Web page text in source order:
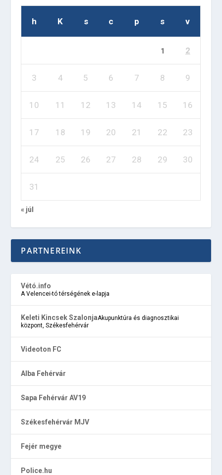
h K s c p s v
1 2
3 4 5 6 7 8 9
10 11 12 13 14 15 16
17 18 19 20 21 22 23
24 25 26 27 28 29 30
31
« júl
PARTNEREINK
Vétó.info
A Velencei-tó térségének e-lapja
Keleti Kincsek SzalonjaAkupunktúra és diagnosztikai
központ, Székesfehérvár
Videoton FC
Alba Fehérvár
Sapa Fehérvár AV19
Székesfehérvár MJV
Fejér megye
Police.hu